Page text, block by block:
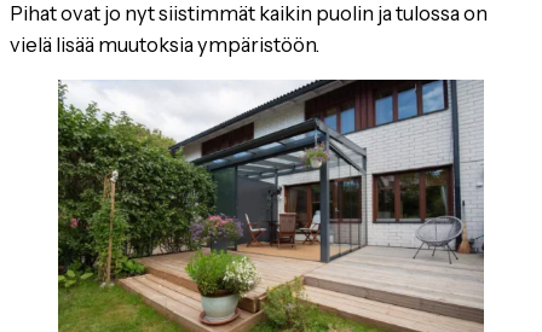
Pihat ovat jo nyt siistimmät kaikin puolin ja tulossa on
vielä lisää muutoksia ympäristöön.